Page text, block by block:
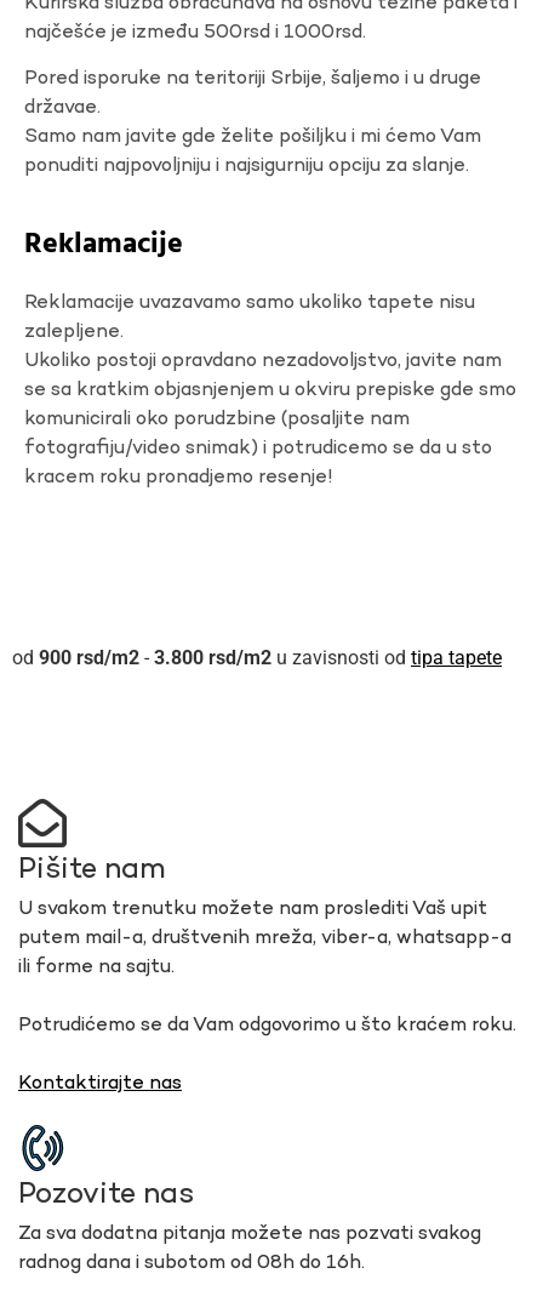
najčešće je između 500rsd i 1000rsd.
Pored isporuke na teritoriji Srbije, šaljemo i u druge
državae.
Samo nam javite gde želite pošiljku i mi ćemo Vam
ponuditi najpovoljniju i najsigurniju opciju za slanje.
Reklamacije
Reklamacije uvazavamo samo ukoliko tapete nisu
zalepljene.
Ukoliko postoji opravdano nezadovoljstvo, javite nam
se sa kratkim objasnjenjem u okviru prepiske gde smo
komunicirali oko porudzbine (posaljite nam
fotografiju/video snimak) i potrudicemo se da u sto
kracem roku pronadjemo resenje!
900 rsd - 3.800 rsd u zavisnosti od tipa tapete
Pišite nam
U svakom trenutku možete nam proslediti Vaš upit
putem mail-a, društvenih mreža, viber-a, whatsapp-a
ili forme na sajtu.
Potrudićemo se da Vam odgovorimo u što kraćem roku.
Kontaktirajte nas
Pozovite nas
Za sva dodatna pitanja možete nas pozvati svakog
radnog dana i subotom od 08h do 16h.